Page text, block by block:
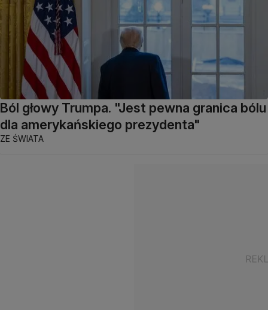
Ból głowy Trumpa. "Jest pewna granica bólu
dla amerykańskiego prezydenta"
ZE ŚWIATA